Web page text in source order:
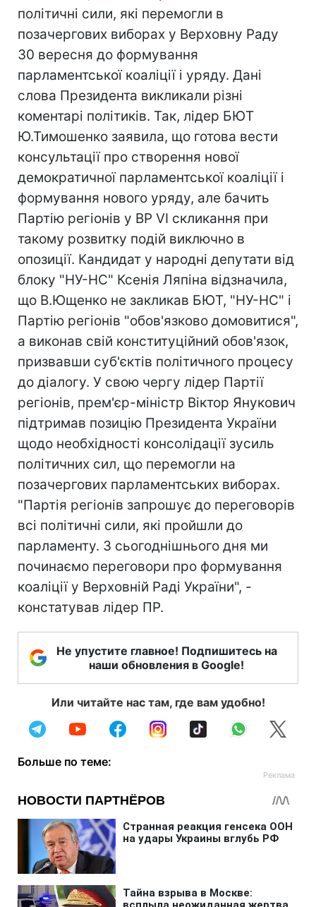
політичні сили, які перемогли в
позачергових виборах у Верховну Раду
30 вересня до формування
парламентської коаліції і уряду. Дані
слова Президента викликали різні
коментарі політиків. Так, лідер БЮТ
Ю.Тимошенко заявила, що готова вести
консультації про створення нової
демократичної парламентської коаліції і
формування нового уряду, але бачить
Партію регіонів у ВР VI скликання при
такому розвитку подій виключно в
опозиції. Кандидат у народні депутати від
блоку "НУ-НС" Ксенія Ляпіна відзначила,
що В.Ющенко не закликав БЮТ, "НУ-НС" і
Партію регіонів "обов'язково домовитися",
а виконав свій конституційний обов'язок,
призвавши суб'єктів політичного процесу
до діалогу. У свою чергу лідер Партії
регіонів, прем'єр-міністр Віктор Янукович
підтримав позицію Президента України
щодо необхідності консолідації зусиль
політичних сил, що перемогли на
позачергових парламентських виборах.
"Партія регіонів запрошує до переговорів
всі політичні сили, які пройшли до
парламенту. З сьогоднішнього дня ми
починаємо переговори про формування
коаліції у Верховній Раді України", -
констатував лідер ПР.
Не упустите главное! Подпишитесь на
наши обновления в Google!
Или читайте нас там, где вам удобно!
Больше по теме: